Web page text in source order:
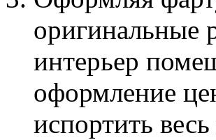
интерьер
оформление
испортить